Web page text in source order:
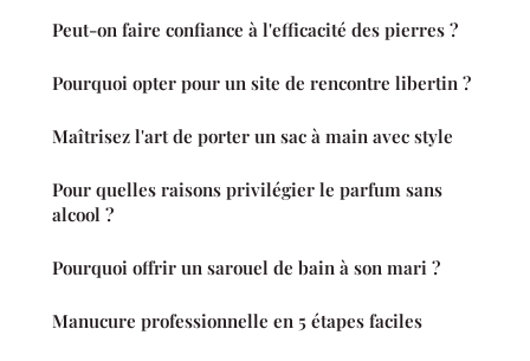
Peut-on faire confiance à l'efficacité des pierres ?
Pourquoi opter pour un site de rencontre libertin ?
Maîtrisez l'art de porter un sac à main avec style
Pour quelles raisons privilégier le parfum sans
alcool ?
Pourquoi offrir un sarouel de bain à son mari ?
Manucure professionnelle en 5 étapes faciles